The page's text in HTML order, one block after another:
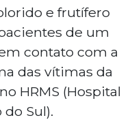
e frutífero
de um
contato com a
das vítimas da
HRMS (Hospital
Sul).